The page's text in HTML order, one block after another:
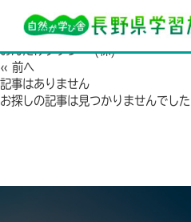
HOME おんたけタクシー (株)
2021.02.17
おんたけタクシー (株)
« 前へ
記事はありません
お探しの記事は見つかりませんでした